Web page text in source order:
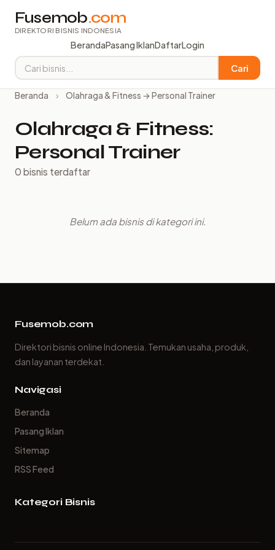
Fusemob.com
DIREKTORI BISNIS INDONESIA
BerandaPasang IklanDaftarLogin
Cari
Beranda › Olahraga & Fitness → Personal Trainer
Olahraga & Fitness:
Personal Trainer
0 bisnis terdaftar
Belum ada bisnis di kategori ini.
Fusemob.com
Direktori bisnis online Indonesia. Temukan usaha, produk,
dan layanan terdekat.
Navigasi
Beranda
Pasang Iklan
Sitemap
RSS Feed
Kategori Bisnis